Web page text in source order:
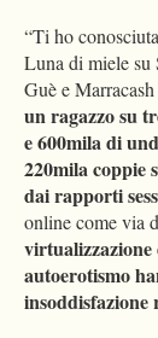
“Ti ho
Luna di miele su
Guè e
un ragazzo su
e 600mila di
220mila coppie
dai rapporti
online come via
virtualizzazione
autoerotismo
insoddisfazione